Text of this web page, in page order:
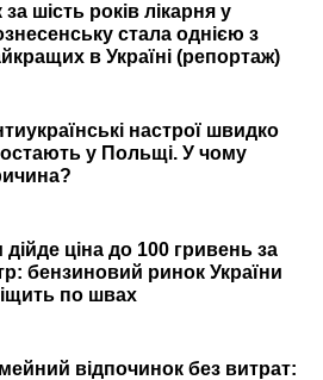
за шість років лікарня у
стала однією з
в Україні (репортаж)
настрої швидко
у Польщі. У чому
дійде ціна до 100 гривень за
бензиновий ринок України
по швах
відпочинок без витрат: